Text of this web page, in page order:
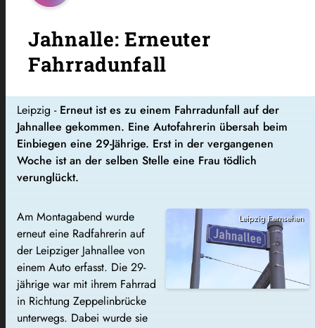
Jahnalle: Erneuter
Fahrradunfall
Leipzig - Erneut ist es zu einem Fahrradunfall auf der
Jahnallee gekommen. Eine Autofahrerin übersah beim
Einbiegen eine 29-Jährige. Erst in der vergangenen
Woche ist an der selben Stelle eine Frau tödlich
verunglückt.
Am Montagabend wurde
erneut eine Radfahrerin auf
der Leipziger Jahnallee von
einem Auto erfasst. Die 29-
jährige war mit ihrem Fahrrad
in Richtung Zeppelinbrücke
unterwegs. Dabei wurde sie
Leipzig Fernsehen